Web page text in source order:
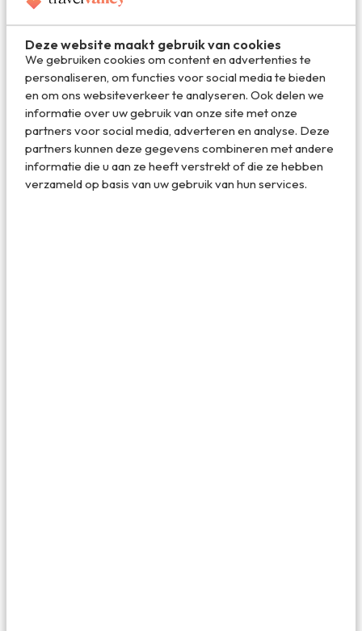
Deze website maakt gebruik van cookies
We gebruiken cookies om content en advertenties te
personaliseren, om functies voor social media te bieden
en om ons websiteverkeer te analyseren. Ook delen we
informatie over uw gebruik van onze site met onze
partners voor social media, adverteren en analyse. Deze
partners kunnen deze gegevens combineren met andere
informatie die u aan ze heeft verstrekt of die ze hebben
verzameld op basis van uw gebruik van hun services.
loopt.
Net iets buiten het dorpje Guatapé kun je ook nog even de
benen flink strekken. Daar vind jeEl Peñón de Guatapé
een wat vreemde pukkel in een waterrijk landschap. Het is
een monoliet van die een flink eind boven alles uitsteekt.
Via 740 traptreden kun je naar boven klimmen voor een
waanzinnig panorama over het omliggende merengebied.
Het is zeker geen ‘hidden gem’ meer, maar het uitzicht is